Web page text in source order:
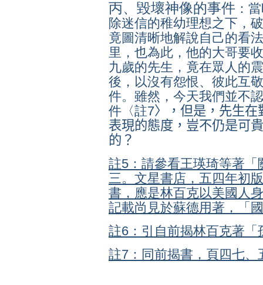
丙、毀壞神像的事件 ：
除迷信的稚幼理想之下，
竟圖清晰地解說自己的看
里，也為此，他的大哥要
九歲的先生，竟在眾人的
後，以沒有怨恨、彼此互
件。雖然，今天我們並不
件〈註7〉，但是，先生
表現的態度，豈不仍是可
的？
註5：請參看王瑛琦等著
三。文星書店，五四年初
書，應是林百克以美國人
記載尚見於蘇德用著，「
註6：引自前揭林百克著
註7：同前揭書，頁四七、